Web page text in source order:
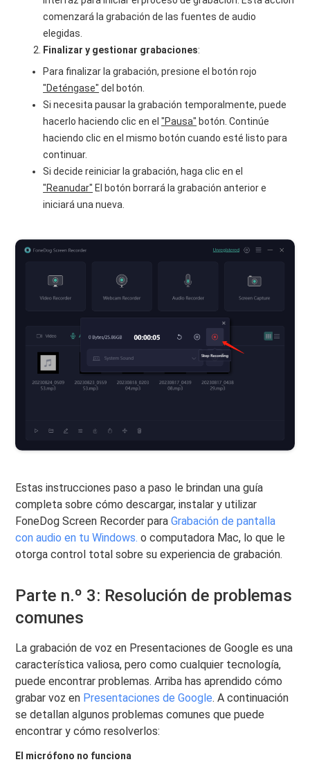
comenzará la grabación de las fuentes de audio
elegidas.
Finalizar y gestionar grabaciones:
Para finalizar la grabación, presione el botón rojo
"Deténgase" del botón.
Si necesita pausar la grabación temporalmente, puede
hacerlo haciendo clic en el"Pausa" botón. Continúe
haciendo clic en el mismo botón cuando esté listo para
continuar.
Si decide reiniciar la grabación, haga clic en el
"Reanudar" El botón borrará la grabación anterior e
iniciará una nueva.
Estas instrucciones paso a paso le brindan una guía
completa sobre cómo descargar, instalar y utilizar
FoneDog Screen Recorder paraGrabación de pantalla
con audio en tu Windows. o computadora Mac, lo que le
otorga control total sobre su experiencia de grabación.
Parte n.º 3: Resolución de problemas
comunes
La grabación de voz en Presentaciones de Google es una
característica valiosa, pero como cualquier tecnología,
puede encontrar problemas. Arriba has aprendido cómo
grabar voz en Presentaciones de Google. A continuación
se detallan algunos problemas comunes que puede
encontrar y cómo resolverlos:
El micrófono no funciona